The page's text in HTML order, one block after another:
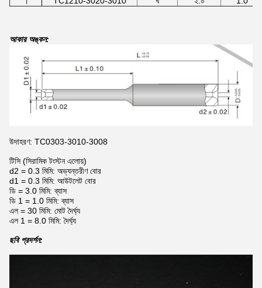
আকার অঙ্কন:
উদাহরণ: TC0303-3010-3008
টিসি (সিরামিক টংস্টন এলোয়)
d2 = 0.3 মিমি: অভ্যন্তরীণ বোর
d1 = 0.3 মিমি: আউটলেট বোর
ডি = 3.0 মিমি: ব্যাস
ডি 1 = 1.0 মিমি: ব্যাস
এল = 30 মিমি: মোট দৈর্ঘ্য
এল 1 = 8.0 মিমি: দৈর্ঘ্য
ছবি প্রদর্শন: